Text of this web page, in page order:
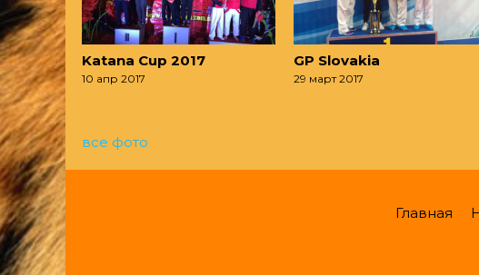
Katana Cup 2017
10 апр 2017
GP Slovakia
29 март 2017
все фото
Главная